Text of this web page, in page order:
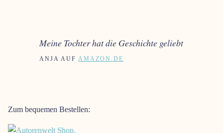
Meine Tochter hat die Geschichte geliebt
ANJA AUFAMAZON.DE
Zum bequemen Bestellen: